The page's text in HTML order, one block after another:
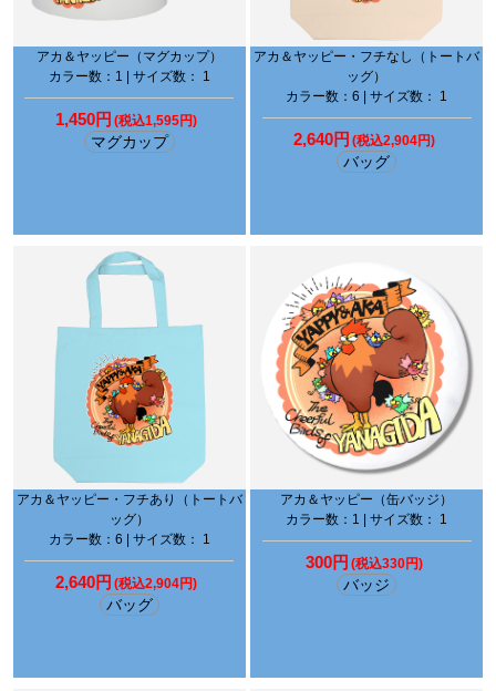
アカ＆ヤッピー（マグカップ）
カラー数：1 | サイズ数： 1
1,450円 (税込1,595円)
マグカップ
アカ＆ヤッピー・フチなし（トートバ
ッグ）
カラー数：6 | サイズ数： 1
2,640円 (税込2,904円)
バッグ
アカ＆ヤッピー・フチあり（トートバ
ッグ）
カラー数：6 | サイズ数： 1
2,640円 (税込2,904円)
バッグ
アカ＆ヤッピー（缶バッジ）
カラー数：1 | サイズ数： 1
300円 (税込330円)
バッジ